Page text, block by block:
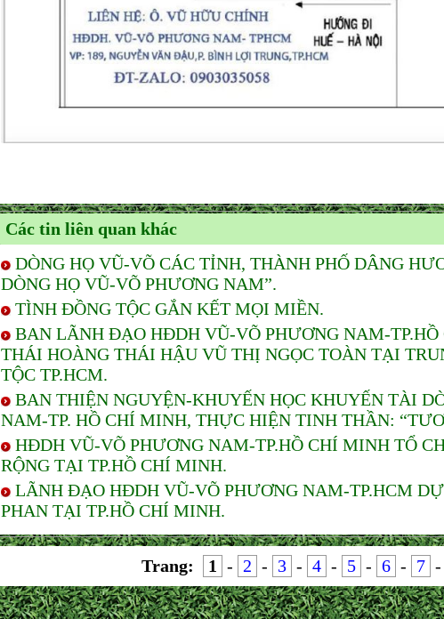
Các tin liên quan khác
DÒNG HỌ VŨ-VÕ CÁC TỈNH, THÀNH PHỐ DÂNG
DÒNG HỌ VŨ-VÕ PHƯƠNG NAM”.
TÌNH ĐỒNG TỘC GẮN KẾT MỌI MIỀN.
BAN LÃNH ĐẠO HĐDH VŨ-VÕ PHƯƠNG NAM-
THÁI HOÀNG THÁI HẬU VŨ THỊ NGỌC TOÀN TẠI
TỘC TP.HCM.
BAN THIỆN NGUYỆN-KHUYẾN HỌC KHUYẾN TÀI
NAM-TP. HỒ CHÍ MINH, THỰC HIỆN TINH THẦN:
HĐDH VŨ-VÕ PHƯƠNG NAM-TP.HỒ CHÍ MINH TỔ
RỘNG TẠI TP.HỒ CHÍ MINH.
LÃNH ĐẠO HĐDH VŨ-VÕ PHƯƠNG NAM-TP.HCM
PHAN TẠI TP.HỒ CHÍ MINH.
Trang: 1 - 2 - 3 - 4 - 5 - 6 - 7 -